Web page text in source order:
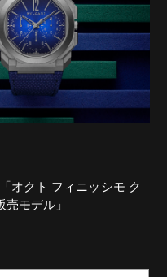
オクト フィニッシモ ク
モデル」